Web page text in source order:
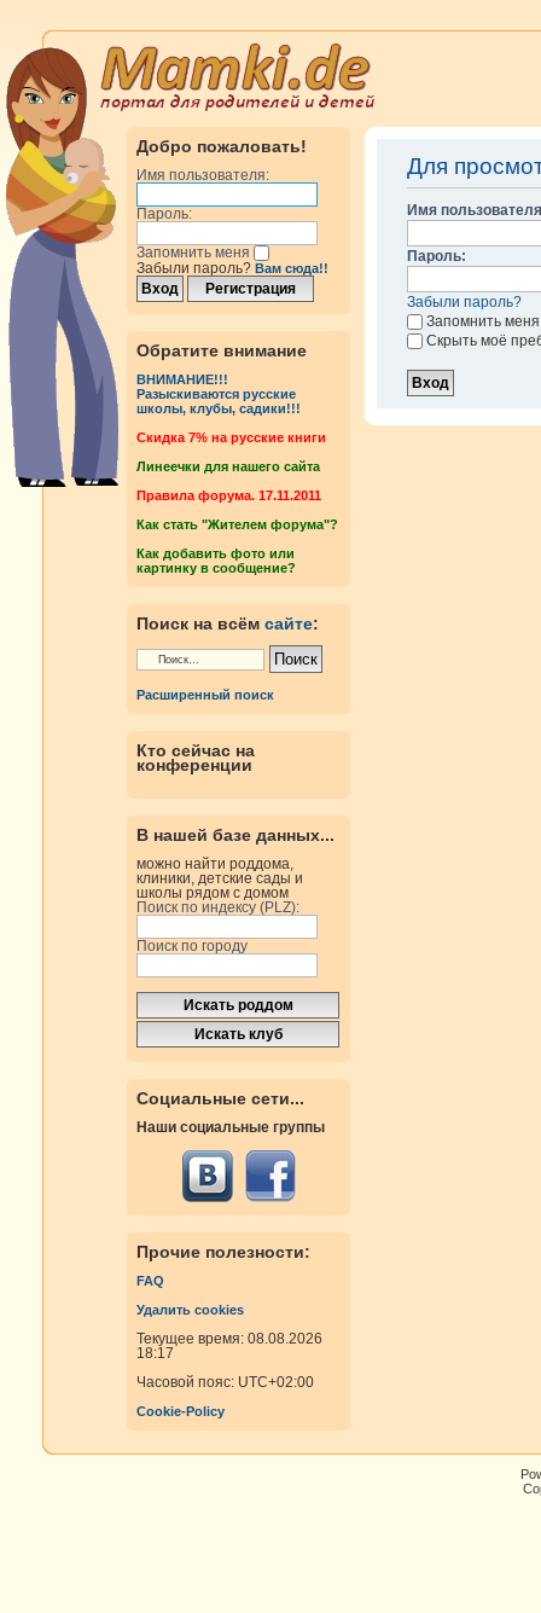
Добро пожаловать!
Имя пользователя:
Пароль:
Запомнить меня
Забыли пароль? Вам сюда!!
Обратите внимание
ВНИМАНИЕ!!!
Разыскиваются русские
школы, клубы, садики!!!
Cкидка 7% на русские книги
Линеечки для нашего сайта
Правила форума. 17.11.2011
Как стать "Жителем форума"?
Как добавить фото или
картинку в сообщение?
Поиск на всём сайте:
Расширенный поиск
Кто сейчас на
конференции
В нашей базе данных...
можно найти роддома,
клиники, детские сады и
школы рядом с домом
Поиск по индексу (PLZ):
Поиск по городу
Социальные сети...
Наши социальные группы
Прочие полезности:
FAQ
Удалить cookies
Текущее время: 08.08.2026
18:17
Часовой пояс: UTC+02:00
Cookie-Policy
Для
Имя
Пароль:
Забыли пароль?
Запомнить меня
Скрыть моё